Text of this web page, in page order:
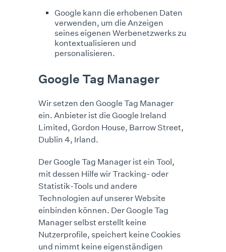
Google kann die erhobenen Daten
verwenden, um die Anzeigen
seines eigenen Werbenetzwerks zu
kontextualisieren und
personalisieren.
Google Tag Manager
Wir setzen den Google Tag Manager
ein. Anbieter ist die Google Ireland
Limited, Gordon House, Barrow Street,
Dublin 4, Irland.
Der Google Tag Manager ist ein Tool,
mit dessen Hilfe wir Tracking- oder
Statistik-Tools und andere
Technologien auf unserer Website
einbinden können. Der Google Tag
Manager selbst erstellt keine
Nutzerprofile, speichert keine Cookies
und nimmt keine eigenständigen